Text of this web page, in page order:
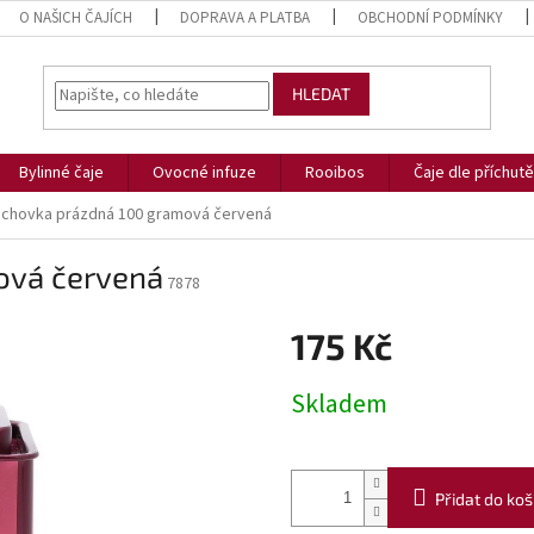
O NAŠICH ČAJÍCH DOPRAVA A PLATBA OBCHODNÍ PODMÍNKY
HLEDAT
Bylinné čaje Ovocné infuze Rooibos Čaje dle příchutě
prázdná 100 gramová červená
červená 7878
175 Kč
cena:
Skladem
Přidat do